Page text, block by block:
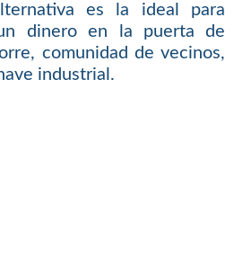
es la ideal para
dinero en la puerta de
comunidad de vecinos,
industrial.